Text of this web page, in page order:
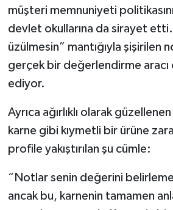
müşteri memnuniyeti politikasını
devlet okullarına da sirayet
üzülmesin” mantığıyla şişirilen
gerçek bir değerlendirme
ediyor.
Ayrıca ağırlıklı olarak
karne gibi kıymetli bir ürüne
profile yakıştırılan şu cümle:
“Notlar senin değerini
ancak bu, karnenin tamamen